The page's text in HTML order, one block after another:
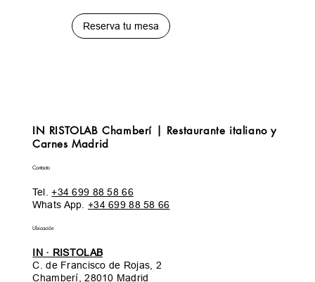
Reserva tu mesa
IN RISTOLAB Chamberí | Restaurante italiano y
Carnes Madrid
Contacto
Tel.+34 699 88 58 66
Whats App.+34 699 88 58 66
Ubicación
IN · RISTOLAB
C. de Francisco de Rojas, 2
Chamberí, 28010 Madrid